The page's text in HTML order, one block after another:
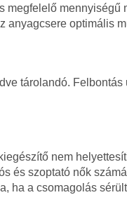
megfelelő mennyiségű
anyagcsere optimális
tárolandó.
nem
és szoptató nők
ha a csomagolás